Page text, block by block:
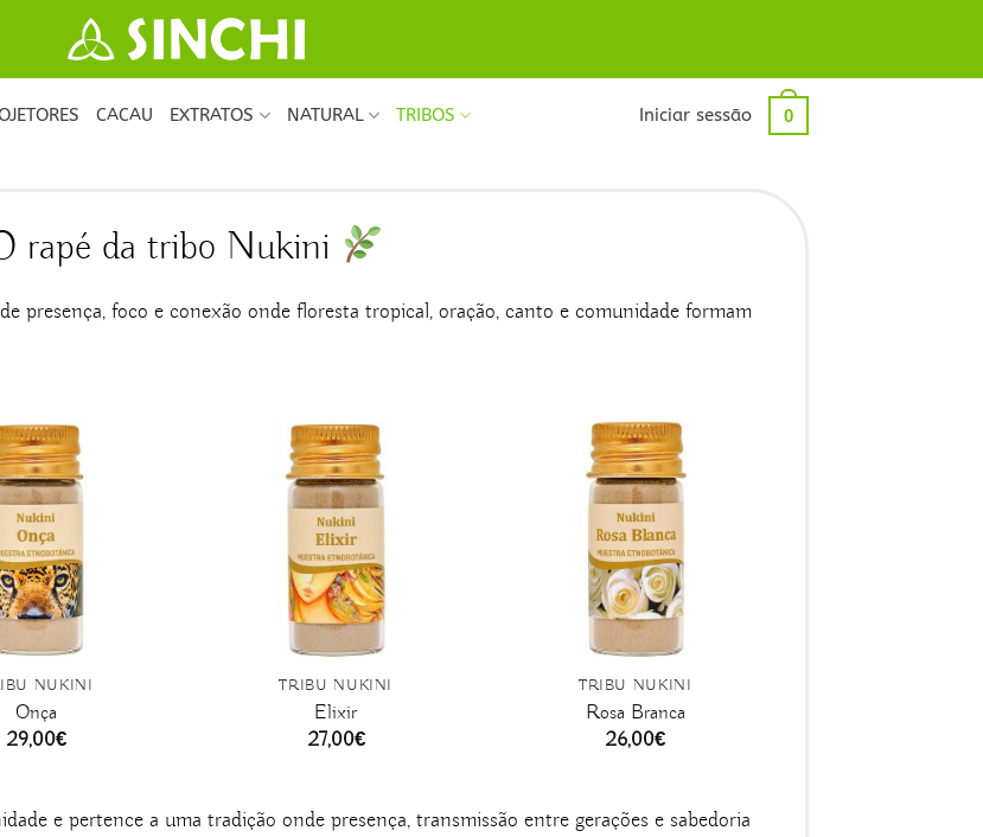
CACAU EXTRATOS NATURAL TRIBOS Iniciar sessão 0
rapé da tribo Nukini
presença, foco e conexão onde floresta tropical, oração, canto e comunidade formam
NUKINI
Onça
29,00€
TRIBU NUKINI
Elixir
27,00€
TRIBU NUKINI
Rosa Branca
26,00€
e pertence a uma tradição onde presença, transmissão entre gerações e sabedoria